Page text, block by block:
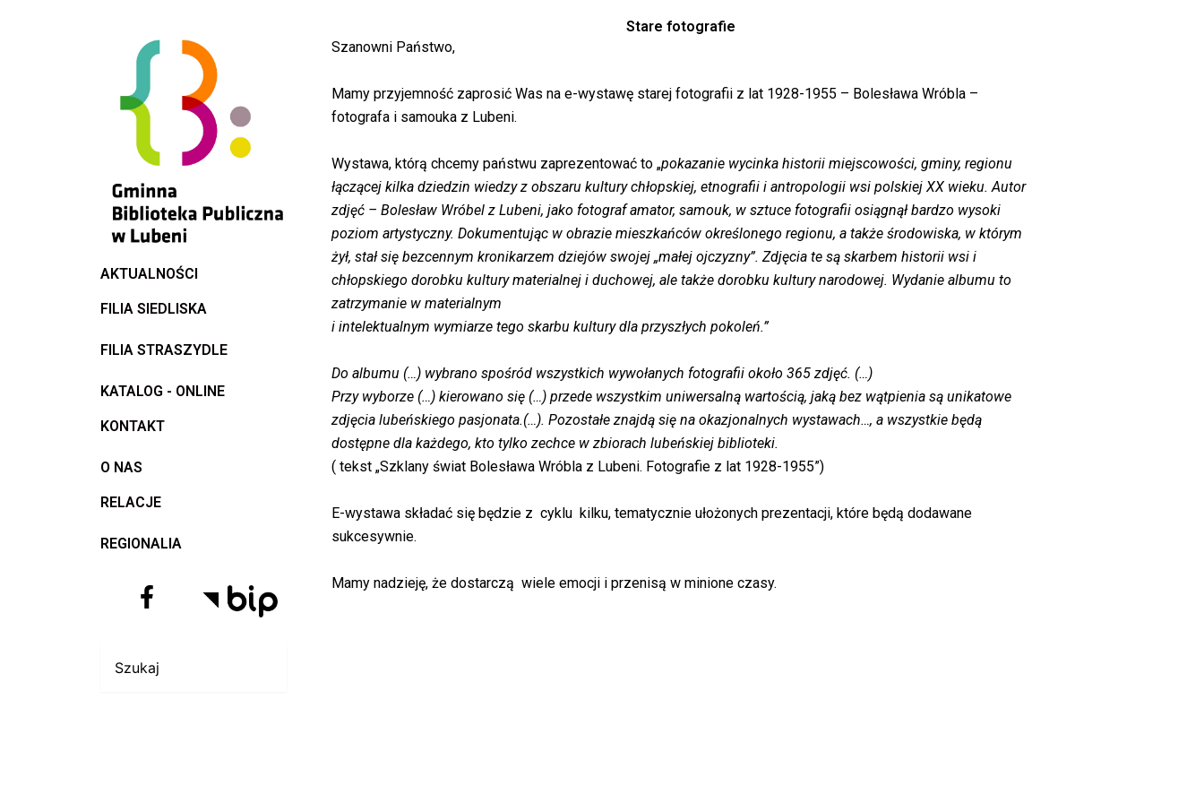
AKTUALNOŚCI
FILIA SIEDLISKA
FILIA STRASZYDLE
KATALOG - ONLINE
KONTAKT
O NAS
RELACJE
REGIONALIA
Stare fotografie
Szanowni Państwo,
Mamy przyjemność zaprosić Was na e-wystawę starej fotografii z lat 1928-1955 – Bolesława Wróbla –
fotografa i samouka z Lubeni.
Wystawa, którą chcemy państwu zaprezentować to „pokazanie wycinka historii miejscowości, gminy, regionu
łączącej kilka dziedzin wiedzy z obszaru kultury chłopskiej, etnografii i antropologii wsi polskiej XX wieku. Autor
zdjęć – Bolesław Wróbel z Lubeni, jako fotograf amator, samouk, w sztuce fotografii osiągnął bardzo wysoki
poziom artystyczny. Dokumentując w obrazie mieszkańców określonego regionu, a także środowiska, w którym
żył, stał się bezcennym kronikarzem dziejów swojej „małej ojczyzny”. Zdjęcia te są skarbem historii wsi i
chłopskiego dorobku kultury materialnej i duchowej, ale także dorobku kultury narodowej. Wydanie albumu to
zatrzymanie w materialnym
i intelektualnym wymiarze tego skarbu kultury dla przyszłych pokoleń.”
Do albumu (…) wybrano spośród wszystkich wywołanych fotografii około 365 zdjęć. (…)
Przy wyborze (…) kierowano się (…) przede wszystkim uniwersalną wartością, jaką bez wątpienia są unikatowe
zdjęcia lubeńskiego pasjonata.(…). Pozostałe znajdą się na okazjonalnych wystawach…, a wszystkie będą
dostępne dla każdego, kto tylko zechce w zbiorach lubeńskiej biblioteki.
( tekst „Szklany świat Bolesława Wróbla z Lubeni. Fotografie z lat 1928-1955”)
E-wystawa składać się będzie z cyklu kilku, tematycznie ułożonych prezentacji, które będą dodawane
sukcesywnie.
Mamy nadzieję, że dostarczą wiele emocji i przenisą w minione czasy.